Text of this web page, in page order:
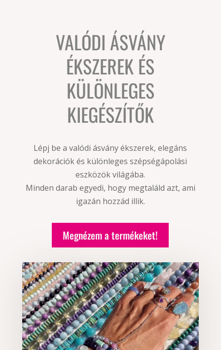
VALÓDI ÁSVÁNY
ÉKSZEREK ÉS
KÜLÖNLEGES
KIEGÉSZÍTŐK
Lépj be a valódi ásvány ékszerek, elegáns
dekorációk és különleges szépségápolási
eszközök világába.
Minden darab egyedi, hogy megtaláld azt, ami
igazán hozzád illik.
Megnézem a termékeket!